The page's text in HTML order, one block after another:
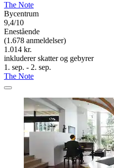
The Note
Bycentrum
9,4/10
Enestående
(1.678 anmeldelser)
1.014 kr.
inkluderer skatter og gebyrer
1. sep. - 2. sep.
The Note